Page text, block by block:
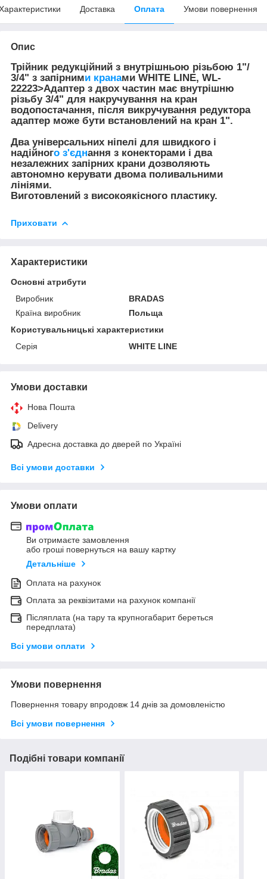
Доставка Оплата Умови повернення
Опис
Трійник редукційний з внутрішньою різьбою 1"/
3/4" з запірними кранами WHITE LINE, WL-
22223>Адаптер з двох частин має внутрішню
різьбу 3/4" для накручування на кран
водопостачання, після викручування редуктора
адаптер може бути встановлений на кран 1".
Два універсальних ніпелі для швидкого і
надійного з'єднання з конекторами і два
незалежних запірних крани дозволяють
автономно керувати двома поливальними
лініями.
Виготовлений з високоякісного пластику.
Приховати
Характеристики
Основні атрибути
Виробник
BRADAS
Країна виробник
Польща
Користувальницькі характеристики
Серія
WHITE LINE
Умови доставки
Нова Пошта
Delivery
Адресна доставка до дверей по Україні
Всі умови доставки
Умови оплати
Ви отримаєте замовлення
або гроші повернуться на вашу картку
Детальніше
Оплата на рахунок
Оплата за реквізитами на рахунок компанії
Післяплата (на тару та крупногабарит береться
передплата)
Всі умови оплати
Умови повернення
Повернення товару впродовж 14 днів за домовленістю
Всі умови повернення
Подібні товари компанії